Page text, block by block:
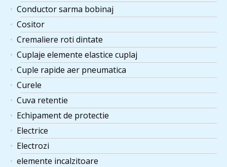
Conductor sarma bobinaj
Cositor
Cremaliere roti dintate
Cuplaje elemente elastice cuplaj
Cuple rapide aer pneumatica
Curele
Cuva retentie
Echipament de protectie
Electrice
Electrozi
elemente incalzitoare